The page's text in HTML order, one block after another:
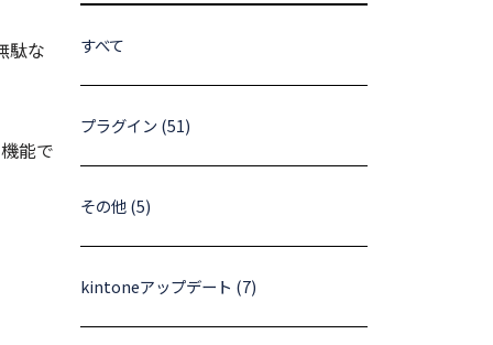
駄な
能で
すべて
プラグイン (51)
その他 (5)
kintoneアップデート (7)